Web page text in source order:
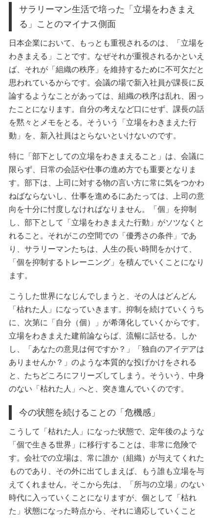
サラリーマン生活で培った「立場をわきまえ
る」ことのマイナス側面
日本企業において、もっとも重視されるのは、「立場を
わきまえる」ことです。なぜそれが重視されるかといえ
ば、それが「組織の秩序」を維持するために不可欠だと
思われているからです。会議の場で新入社員が課長に反
論するようなことがあっては、組織の秩序は乱れ、困っ
たことになります。自分の考えなど口にせず、課長の話
を黙々とメモをとる。そういう「立場をわきまえた行
動」を、新入社員はとらないといけないのです。
特に「部下としての立場をわきまえること」は、会議に
限らず、日常の会話や仕事の進め方でも重要となりま
す。部下は、上司に対する物の言い方に常に気をつかわ
ねばならないし、仕事を進めるにあたっては、上司の意
向を十分に忖度しなければなりません。「個」を抑制
し、部下として「立場をわきまえた行動」がソツなくと
れること。それがこの空間での「優秀さの条件」であ
り、サラリーマンたちは、人生の長い時間をかけて、
「個を抑制するトレーニング」を積んでいくことになり
ます。
こうした世界になじんでしまうと、その人はどんどん
「枯れた人」になっていきます。抑制を続けていくうち
に、次第に「自分（個）」が希薄化していくからです。
立場をわきまえた建前論ならば、流暢に話せる。しか
し、「あなたの意見は何ですか？」「独自のアイデアは
ありませんか？」のような本質的な投げかけをされる
と、たちどころにフリーズしてしまう。そういう、中身
のない「枯れた人」へと、突き進んでいくのです。
今の状態を続けることの「危機感」
こうして「枯れた人」になった状態で、定年後のような
「個で生きる世界」に移行することは、非常に危険で
す。会社での立場は、常に誰か（組織）が与えてくれた
ものであり、その外に出てしまえば、もう誰も立場を与
えてくれません。そこから先は、「所与の立場」のない
時代に入っていくことになりますが、個として「枯れ
た」状態になった時点から、それに適応していくこと